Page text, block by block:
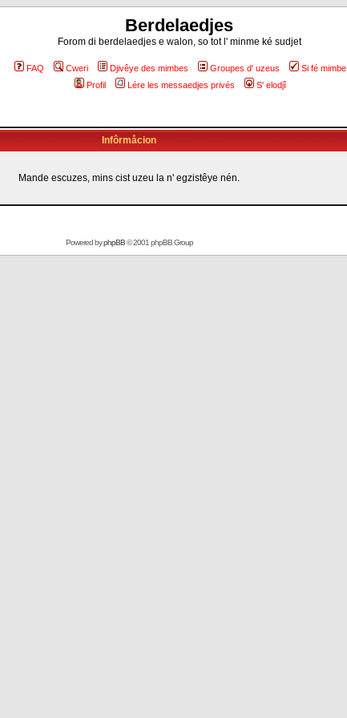
Berdelaedjes
Forom di berdelaedjes e walon, so tot l' minme ké sudjet
FAQ Cweri Djivêye des mimbes Groupes d' uzeus
Si fé mimbe
Profil
Lére les messaedjes privés S' elodjî
Infôrmåcion
Mande escuzes, mins cist uzeu la n' egzistêye nén.
Powered byphpBB© 2001 phpBB Group